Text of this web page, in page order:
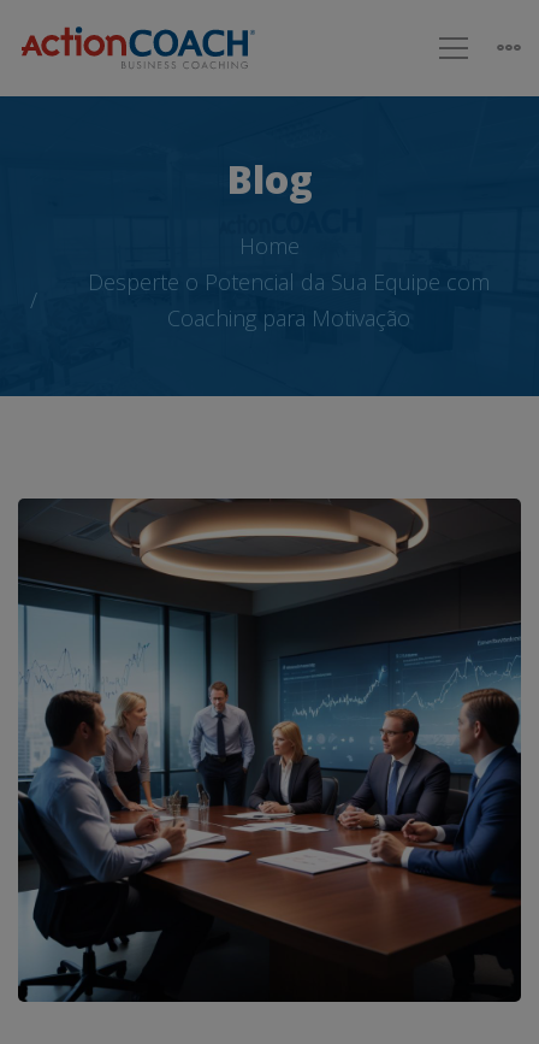
Blog
Home
Desperte o Potencial da Sua Equipe com
Coaching para Motivação